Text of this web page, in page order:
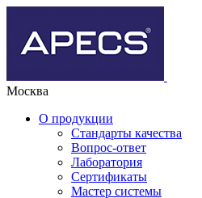
Москва
О продукции
Стандарты качества
Вопрос-ответ
Лаборатория
Сертификаты
Мастер системы